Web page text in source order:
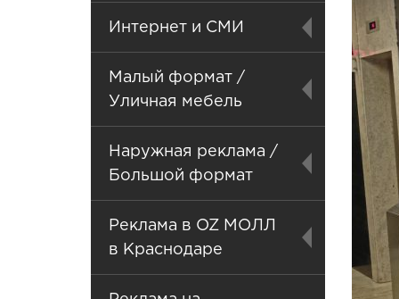
Интернет и СМИ
Малый формат /
Уличная мебель
Наружная реклама /
Большой формат
Реклама в OZ МОЛЛ
в Краснодаре